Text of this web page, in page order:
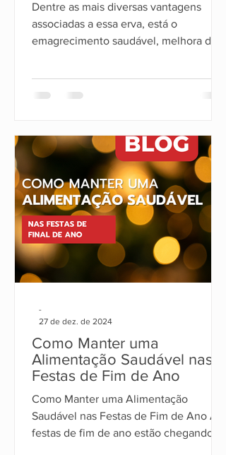
Dentre as mais diversas vantagens
associadas a essa erva, está o
emagrecimento saudável, melhora da
Como Manter uma
Alimentação Saudável nas
Festas de Fim de Ano
Como Manter uma Alimentação
Saudável nas Festas de Fim de Ano As
festas de fim de ano estão chegando, e
-
27 de dez. de 2024